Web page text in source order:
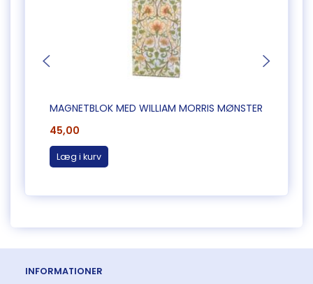
MAGNETBLOK MED WILLIAM MORRIS MØNSTER
45,00
Læg i kurv
INFORMATIONER